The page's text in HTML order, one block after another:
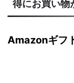
得にお買い物
Amazonギフ